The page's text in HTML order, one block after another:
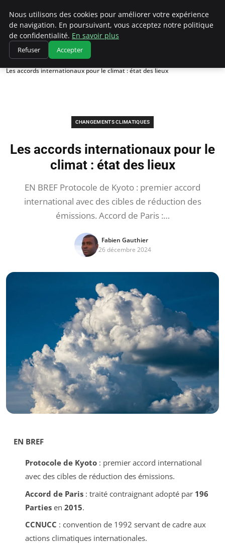
Climatedebtagents
Accueil
Changements climatiques
Les accords internationaux pour le climat : état des lieux
CHANGEMENTS CLIMATIQUES
Les accords internationaux pour le
climat : état des lieux
EN BREF Protocole de Kyoto : premier accord
international avec des cibles de réduction des
émissions. Accord de Paris :…
Fabien Gauthier
26 décembre 2024
EN BREF
Protocole de Kyoto: premier accord international
avec des cibles de réduction des émissions.
Accord de Paris: traité contraignant adopté par 196
Partiesen 2015.
CCNUCC : convention de 1992 servant de cadre aux
actions climatiques internationales.
Nous utilisons des cookies pour améliorer votre expérience
de navigation. En poursuivant, vous acceptez notre politique
de confidentialité. En savoir plus
Refuser Accepter